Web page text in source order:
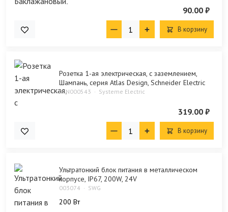
90.00 ₽
В корзину
Розетка 1-ая электрическая, с заземлением,
Шампань, серия Atlas Design, Schneider Electric
ATN000543 Systeme Electric
319.00 ₽
В корзину
Ультратонкий блок питания в металлическом
корпусе, IP67, 200W, 24V
003074 SWG
200 Bт